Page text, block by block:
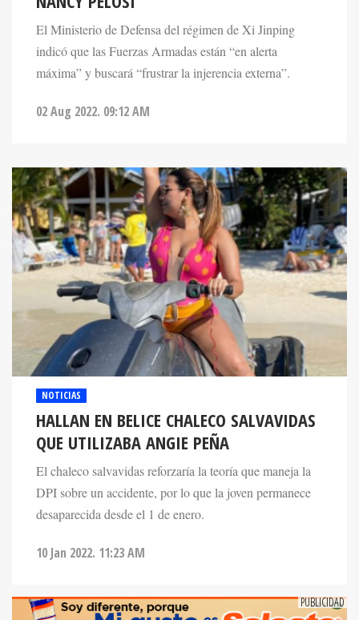
El Ministerio de Defensa del régimen de Xi Jinping
indicó que las Fuerzas Armadas están “en alerta
máxima” y buscará “frustrar la injerencia externa”.
02 Aug 2022. 09:12 AM
NOTICIAS
HALLAN EN BELICE CHALECO SALVAVIDAS
QUE UTILIZABA ANGIE PEÑA
El chaleco salvavidas reforzaría la teoría que maneja la
DPI sobre un accidente, por lo que la joven permanece
desaparecida desde el 1 de enero.
10 Jan 2022. 11:23 AM